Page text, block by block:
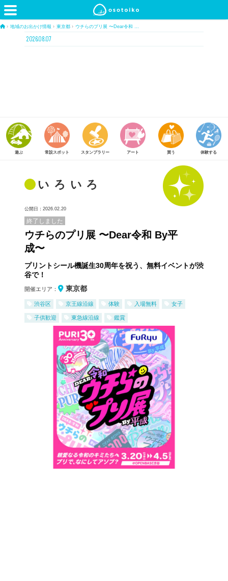
› 地域のお出かけ情報 › 東京都 › ウチらのプリ展 〜Dear令和 …
2026.08.07
常設スポット スタンプラリー アート 買う 体験する 食べる
いろいろ
公開日：2026.02.20
終了しました
ウチらのプリ展 〜Dear令和 By平
成〜
プリントシール機誕生30周年を祝う、無料イベントが渋
谷で！
開催エリア： 東京都
渋谷区 京王線沿線 体験 入場無料 女子
子供歓迎 東急線沿線 鑑賞